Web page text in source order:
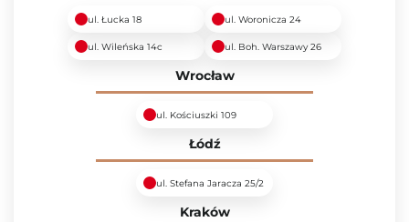
ul. Łucka 18 ul. Woronicza 24
ul. Wileńska 14c ul. Boh. Warszawy 26
Wrocław
ul. Kościuszki 109
Łódź
ul. Stefana Jaracza 25/2
Kraków